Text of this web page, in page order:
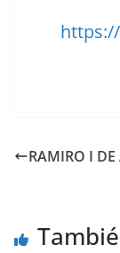
RAMIRO I DE